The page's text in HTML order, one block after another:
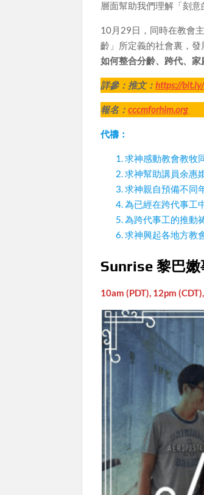
層面幫助我們理解「刻意
10月29日，同時在教會
齡」所定義的社會裏，
如何整合分齡、跨代、
詳參：推文：https://
報名：cccmforhim.org
代禱：
求神感動教會教牧
求神幫助講員余惠
求神親自預備不同
為已經在跨代事工
為跨代事工的推動
求神興起各地方教
Sunrise 黎巴
10am (PDT), 12pm